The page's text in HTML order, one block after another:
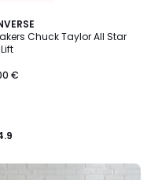
Chuck Taylor All Star
€